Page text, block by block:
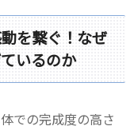
を繋ぐ！なぜ
いるのか
での完成度の高さ